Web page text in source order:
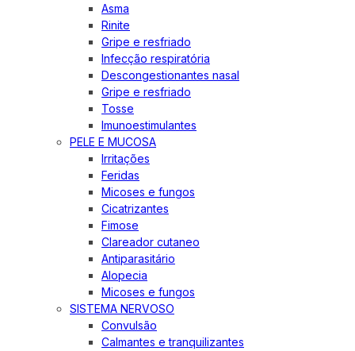
Asma
Rinite
Gripe e resfriado
Infecção respiratória
Descongestionantes nasal
Gripe e resfriado
Tosse
Imunoestimulantes
PELE E MUCOSA
Irritações
Feridas
Micoses e fungos
Cicatrizantes
Fimose
Clareador cutaneo
Antiparasitário
Alopecia
Micoses e fungos
SISTEMA NERVOSO
Convulsão
Calmantes e tranquilizantes